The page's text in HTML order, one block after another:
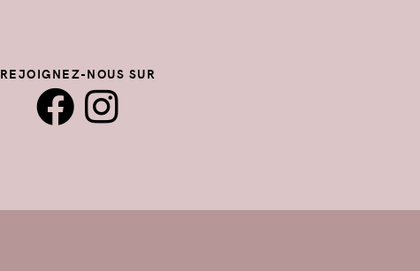
REJOIGNEZ-NOUS SUR